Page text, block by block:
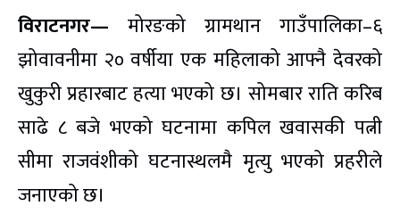
विराटनगर— मोरङको ग्रामथान गाउँपालिका–६
झोवावनीमा २० वर्षीया एक महिलाको आफ्नै देवरको
खुकुरी प्रहारबाट हत्या भएको छ। सोमबार राति करिब
साढे ८ बजे भएको घटनामा कपिल खवासकी पत्नी
सीमा राजवंशीको घटनास्थलमै मृत्यु भएको प्रहरीले
जनाएको छ।